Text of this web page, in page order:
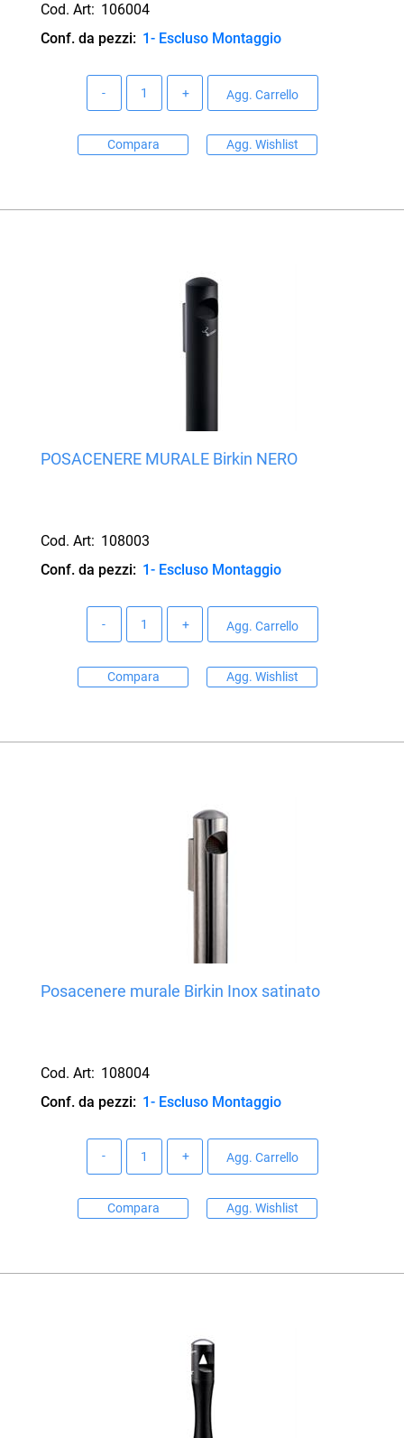
Cod. Art: 106004
Conf. da pezzi: 1- Escluso Montaggio
Agg. Carrello
Compara Agg. Wishlist
POSACENERE MURALE Birkin NERO
Cod. Art: 108003
Conf. da pezzi: 1- Escluso Montaggio
Agg. Carrello
Compara Agg. Wishlist
Posacenere murale Birkin Inox satinato
Cod. Art: 108004
Conf. da pezzi: 1- Escluso Montaggio
Agg. Carrello
Compara Agg. Wishlist